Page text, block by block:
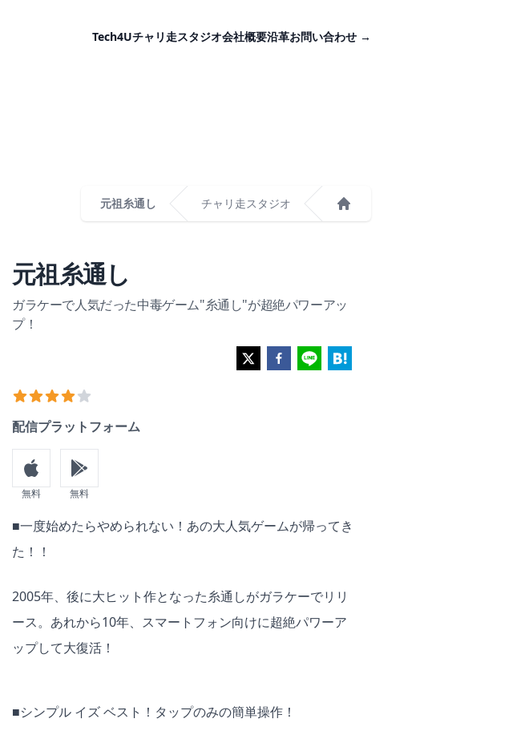
Tech4Uチャリ走スタジオ会社概要沿革お問い合わせ →
元祖糸通し チャリ走スタジオ
元祖糸通し
ガラケーで人気だった中毒ゲーム"糸通し"が超絶パワーアッ
プ！
おススメ度
3out of 5 stars
配信プラットフォーム
無料 無料
Description
■一度始めたらやめられない！あの大人気ゲームが帰ってき
た！！
2005年、後に大ヒット作となった糸通しがガラケーでリリ
ース。あれから10年、スマートフォン向けに超絶パワーア
ップして大復活！
■シンプル イズ ベスト！タップのみの簡単操作！